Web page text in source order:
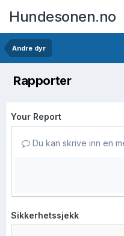
Hundesonen.no
Andre dyr
Rapporter
Your Report
Du kan skrive inn en
Sikkerhetssjekk